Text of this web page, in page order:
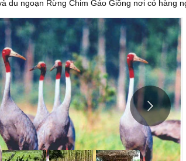
du ngoạn Rừng Chim Gáo Giồng nơi có hàng